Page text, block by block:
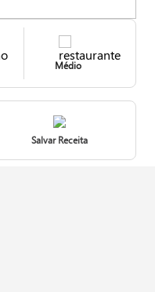
Médio
Salvar Receita